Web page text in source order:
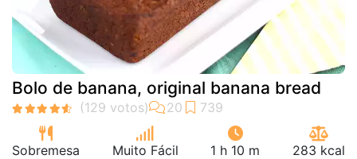
Bolo de banana, original banana bread
Sobremesa Muito Fácil 1 h 10 m 283 kcal